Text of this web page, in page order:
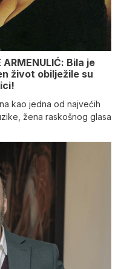
ARMENULIĆ: Bila je
život obilježile su
kao jedna od najvećih
žena raskošnog glasa